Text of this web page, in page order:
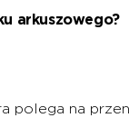
arkuszowego?
polega na